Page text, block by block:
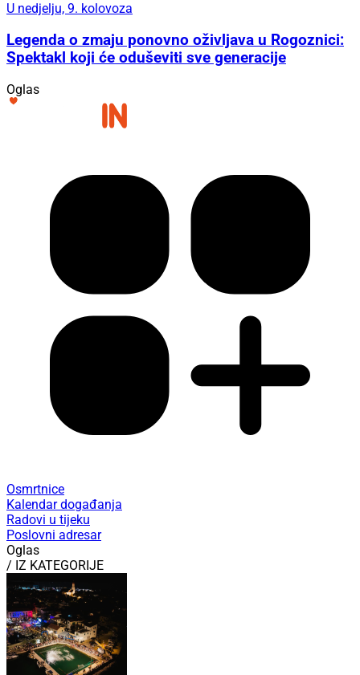
U nedjelju, 9. kolovoza
Legenda o zmaju ponovno oživljava u Rogoznici:
Spektakl koji će oduševiti sve generacije
Oglas
Osmrtnice
Kalendar događanja
Radovi u tijeku
Poslovni adresar
Oglas
/ IZ KATEGORIJE